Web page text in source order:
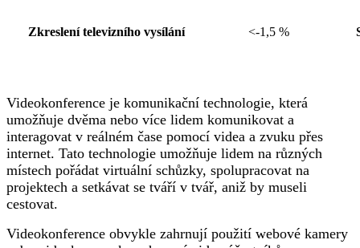
Zkreslení televizního vysílání <-1,5 %
Videokonference je komunikační technologie, která
umožňuje dvěma nebo více lidem komunikovat a
interagovat v reálném čase pomocí videa a zvuku přes
internet. Tato technologie umožňuje lidem na různých
místech pořádat virtuální schůzky, spolupracovat na
projektech a setkávat se tváří v tvář, aniž by museli
cestovat.
Videokonference obvykle zahrnují použití webové kamery